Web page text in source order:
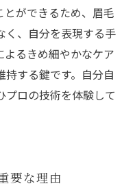
とができるため、眉毛
く、自分を表現する手
るきめ細やかなケア
する鍵です。自分自
プロの技術を体験して
要な理由